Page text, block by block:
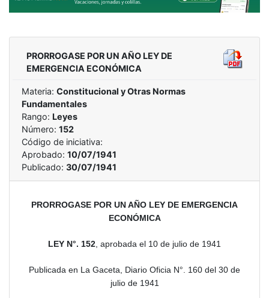
PRORROGASE POR UN AÑO LEY DE
EMERGENCIA ECONÓMICA
Materia: Constitucional y Otras Normas
Fundamentales
Rango: Leyes
Número: 152
Código de iniciativa:
Aprobado: 10/07/1941
Publicado: 30/07/1941
PRORROGASE POR UN AÑO LEY DE EMERGENCIA
ECONÓMICA
LEY N°. 152 , aprobada el 10 de julio de 1941
Publicada en La Gaceta, Diario Oficia N°. 160 del 30 de
julio de 1941